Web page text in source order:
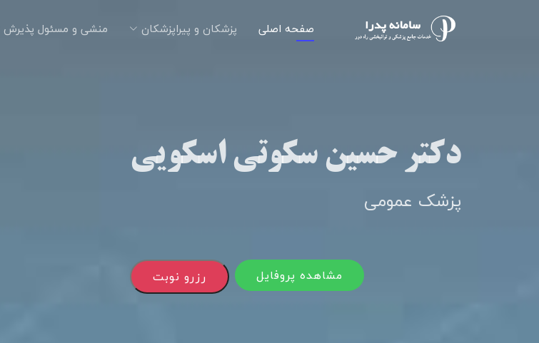
صفحه اصلی پزشکان و پیراپزشکان منشی و مسئول پذیرش
دکتر حسین سکوتی اسکویی
پزشک عمومی
رزرو نوبت مشاهده پروفایل